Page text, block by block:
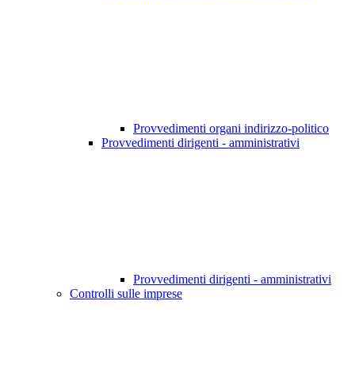
Provvedimenti organi indirizzo-politico
Provvedimenti dirigenti - amministrativi
Provvedimenti dirigenti - amministrativi
Controlli sulle imprese